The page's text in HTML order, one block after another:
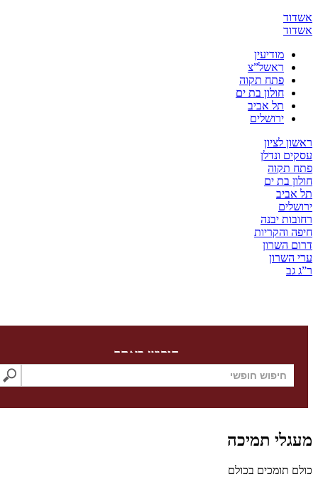
מודיעין
ראשל”צ
פתח תקוה
חולון בת ים
תל אביב
ירושלים
לציון
ונדלן
בת ים
יבנה
חיפוש באתר
תמיכה
בכולם